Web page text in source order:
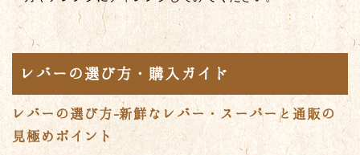
レバーの選び方・購入ガイド
レバーの選び方-新鮮なレバー・スーパーと通販の
見極めポイント